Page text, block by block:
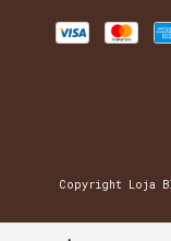
Copyright Loja